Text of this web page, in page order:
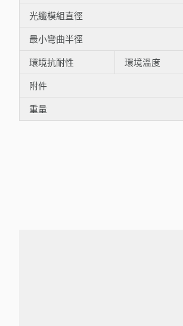
光纖模組直徑
最小彎曲半徑
環境抗耐性
環境溫度
附件
重量